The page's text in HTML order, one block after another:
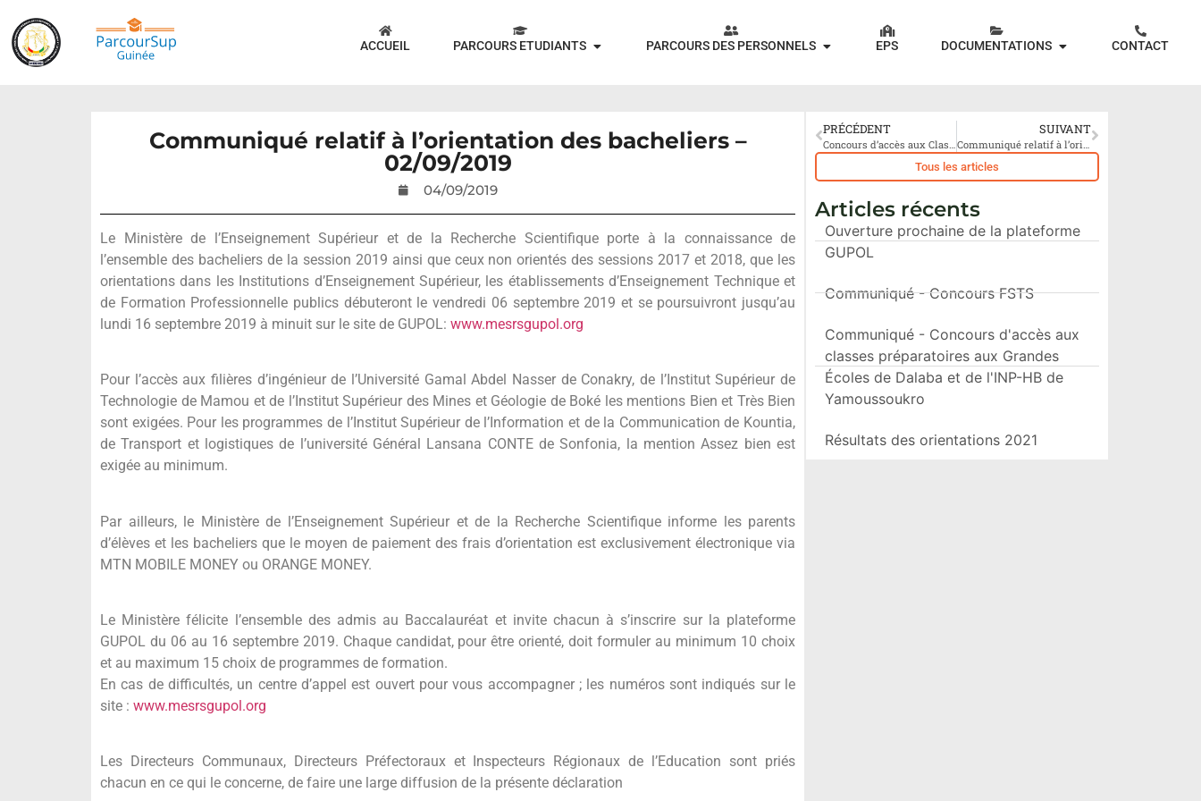
ACCUEIL PARCOURS ETUDIANTS PARCOURS DES PERSONNELS EPS DOCUMENTATIONS CONTACT
Communiqué relatif à l’orientation des bacheliers –
02/09/2019
04/09/2019
Le Ministère de l’Enseignement Supérieur et de la Recherche Scientifique porte à la connaissance de
l’ensemble des bacheliers de la session 2019 ainsi que ceux non orientés des sessions 2017 et 2018, que les
orientations dans les Institutions d’Enseignement Supérieur, les établissements d’Enseignement Technique et
de Formation Professionnelle publics débuteront le vendredi 06 septembre 2019 et se poursuivront jusqu’au
lundi 16 septembre 2019 à minuit sur le site de GUPOL: www.mesrsgupol.org
Pour l’accès aux filières d’ingénieur de l’Université Gamal Abdel Nasser de Conakry, de l’Institut Supérieur de
Technologie de Mamou et de l’Institut Supérieur des Mines et Géologie de Boké les mentions Bien et Très Bien
sont exigées. Pour les programmes de l’Institut Supérieur de l’Information et de la Communication de Kountia,
de Transport et logistiques de l’université Général Lansana CONTE de Sonfonia, la mention Assez bien est
exigée au minimum.
Par ailleurs, le Ministère de l’Enseignement Supérieur et de la Recherche Scientifique informe les parents
d’élèves et les bacheliers que le moyen de paiement des frais d’orientation est exclusivement électronique via
MTN MOBILE MONEY ou ORANGE MONEY.
Le Ministère félicite l’ensemble des admis au Baccalauréat et invite chacun à s’inscrire sur la plateforme
GUPOL du 06 au 16 septembre 2019. Chaque candidat, pour être orienté, doit formuler au minimum 10 choix
et au maximum 15 choix de programmes de formation.
En cas de difficultés, un centre d’appel est ouvert pour vous accompagner ; les numéros sont indiqués sur le
site : www.mesrsgupol.org
Les Directeurs Communaux, Directeurs Préfectoraux et Inspecteurs Régionaux de l’Education sont priés
chacun en ce qui le concerne, de faire une large diffusion de la présente déclaration
PRÉCÉDENT SUIVANT
Tous les articles
Articles récents
Ouverture prochaine de la plateforme
GUPOL
Communiqué - Concours FSTS
Communiqué - Concours d'accès aux
classes préparatoires aux Grandes
Écoles de Dalaba et de l'INP-HB de
Yamoussoukro
Résultats des orientations 2021